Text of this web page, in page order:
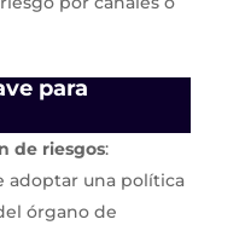
para
de riesgos:
adoptar una política
órgano de